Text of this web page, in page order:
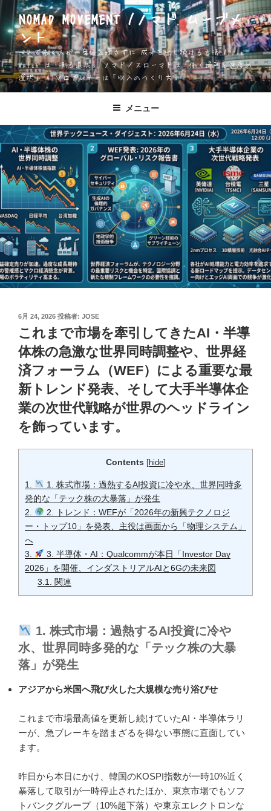
ン
テ
ン
ツ
へ
ス
プ
NOMAD MOVEMENT /ノマド ムーブメ
ント
一人で働く人が、身体を壊さずに 成果を出し続ける方法 Apple
Watch は「測る道具」 ノマド／スローマドは「働く場所と速度の
選択」 AIソロプレナーは「収入のつくり方」
メニュー
投
稿
日:
6月 24, 2026 投稿者: JOSE
これまで市場を牽引してきたAI・半導
体株の急激な世界同時調整や、世界経
済フォーラム（WEF）による重要な最
新トレンド発表、そして大手半導体企
業の次世代戦略が世界のヘッドライン
を飾っています。
Contents [hide]
1.
1. 株式市場：過熱するAI投資に冷や水、世界同時多
発的な「テック株の大暴落」が発生
2.
2. トレンド：WEFが「2026年の新興テクノロジ
ー・トップ10」を発表、主役は画面から「物理システム」
へ
3.
3. 半導体・AI：Qualcommが本日「Investor Day
2026」を開催、インダストリアルAIと6Gの未来図
3.1.
関連
1. 株式市場：過熱するAI投資に冷や
水、世界同時多発的な「テック株の大暴
落」が発生
アジアから米国へ飛び火した大規模な売り浴びせ
これまで市場最高値を更新し続けていたAI・半導体ラリ
ーが、急ブレーキを踏まざるを得ない事態に直面してい
ます。
昨日から本日にかけ、韓国のKOSPI指数が一時10%近く
暴落して取引が一時停止されたほか、東京市場でもソフ
トバンクグループ（10%超下落）や東京エレクトロンな